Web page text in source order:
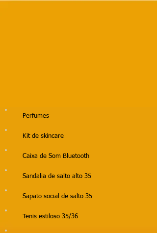
Perfumes
Kit de skincare
Caixa de Som Bluetooth
Sandalia de salto alto 35
Sapato social de salto 35
Tenis estiloso 35/36